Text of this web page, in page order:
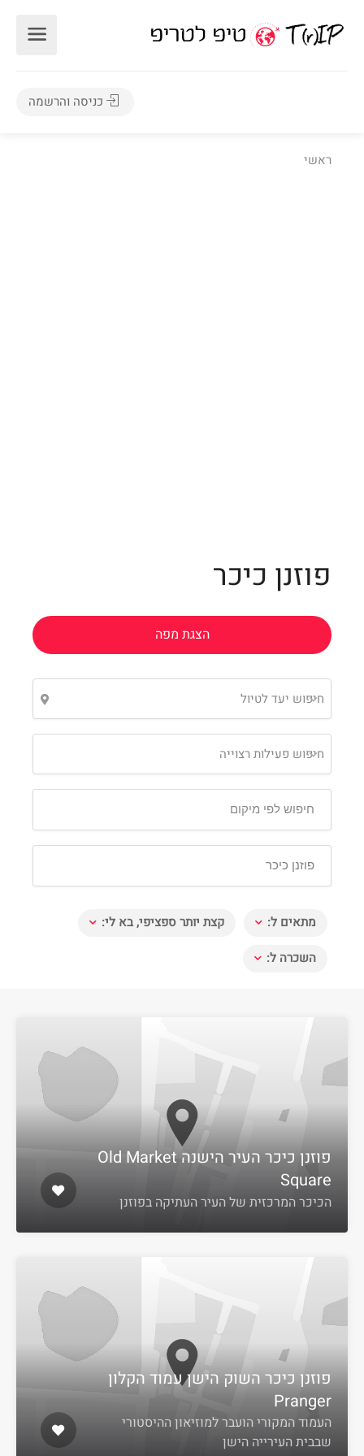
כניסה והרשמה
ראשי
פוזנן כיכר
הצגת מפה
חיפוש יעד לטיול
חיפוש פעילות רצוייה
מתאים ל:
קצת יותר ספציפי, בא לי:
השכרה ל:
פוזנן כיכר העיר הישנה Old Market
Square
הכיכר המרכזית של העיר העתיקה בפוזנן
פוזנן כיכר השוק הישן עמוד הקלון
Pranger
העמוד המקורי הועבר למוזיאון ההיסטורי
שבבית העירייה הישן